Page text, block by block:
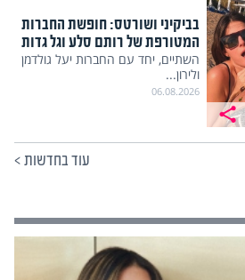
בביקיני ושורטס: חופשת החברות
המטורפת של רותם סלע וגל גדות
השתיים, יחד עם החברות יעל גולדמן
ולירון...
06.08.2026
עוד בחדשות>